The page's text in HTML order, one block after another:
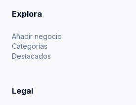
Explora
Añadir negocio
Categorías
Destacados
Legal